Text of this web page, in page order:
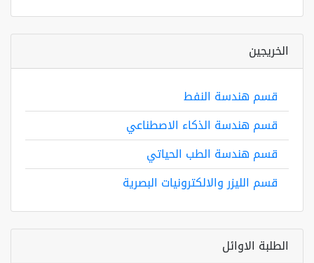
الخريجين
قسم هندسة النفط
قسم هندسة الذكاء الاصطناعي
قسم هندسة الطب الحياتي
قسم الليزر والالكترونيات البصرية
الطلبة الاوائل